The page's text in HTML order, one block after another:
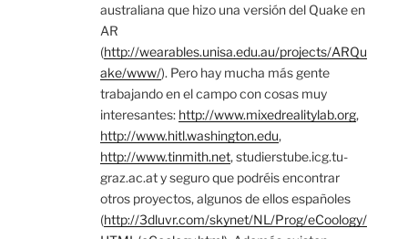
australiana que hizo una versión del Quake en
AR
(http://wearables.unisa.edu.au/projects/ARQu
ake/www/). Pero hay mucha más gente
trabajando en el campo con cosas muy
interesantes: http://www.mixedrealitylab.org,
http://www.hitl.washington.edu,
http://www.tinmith.net, studierstube.icg.tu-
graz.ac.at y seguro que podréis encontrar
otros proyectos, algunos de ellos españoles
(http://3dluvr.com/skynet/NL/Prog/eCoology/